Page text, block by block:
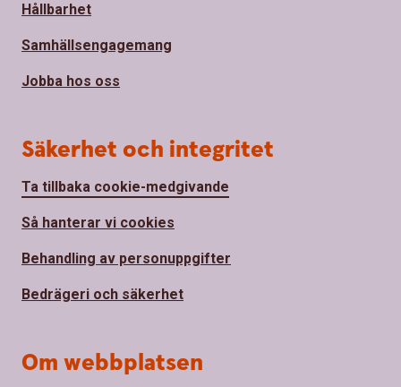
Hållbarhet
Samhällsengagemang
Jobba hos oss
Säkerhet och integritet
Ta tillbaka cookie-medgivande
Så hanterar vi cookies
Behandling av personuppgifter
Bedrägeri och säkerhet
Om webbplatsen